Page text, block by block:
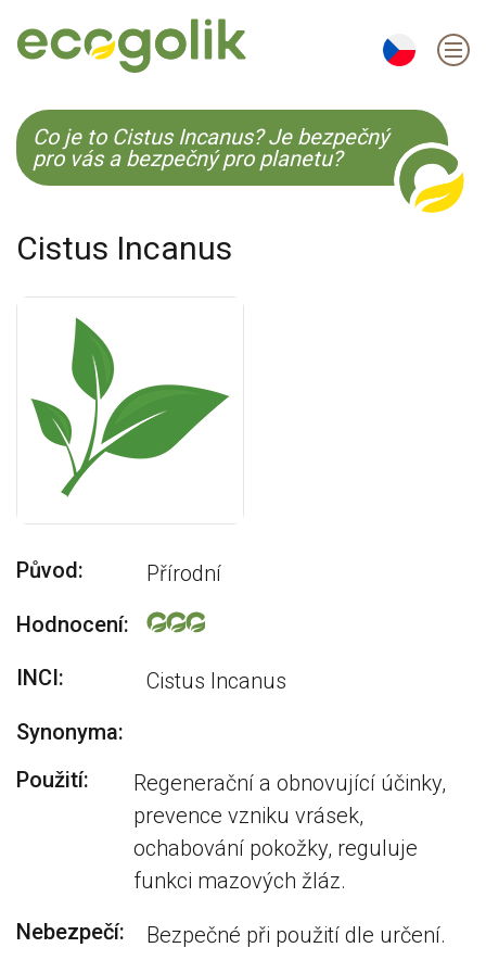
EN ES CS KO
Co je to Cistus Incanus? Je bezpečný
pro vás a bezpečný pro planetu?
Cistus Incanus
Původ:
Přírodní
Hodnocení:
INCI:
Cistus Incanus
Synonyma:
Použití:
Regenerační a obnovující účinky,
prevence vzniku vrásek,
ochabování pokožky, reguluje
funkci mazových žláz.
Nebezpečí:
Bezpečné při použití dle určení.